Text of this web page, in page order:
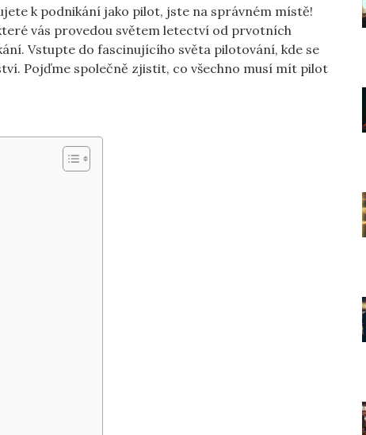
k podnikání jako pilot, jste na správném místě!
vás provedou světem letectví od prvotních
Vstupte do fascinujícího světa pilotování, kde se
Pojďme společně zjistit, co všechno musí mít pilot